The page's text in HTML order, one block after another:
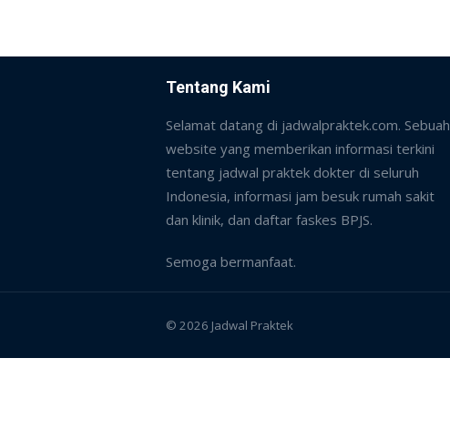
Tentang Kami
Selamat datang di jadwalpraktek.com. Sebuah
website yang memberikan informasi terkini
tentang jadwal praktek dokter di seluruh
Indonesia, informasi jam besuk rumah sakit
dan klinik, dan daftar faskes BPJS.
Semoga bermanfaat.
© 2026 Jadwal Praktek